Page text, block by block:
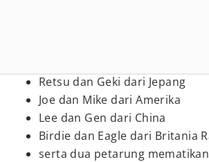
Retsu dan Geki dari Jepang
Joe dan Mike dari Amerika
Lee dan Gen dari China
Birdie dan Eagle dari Britania
serta dua petarung